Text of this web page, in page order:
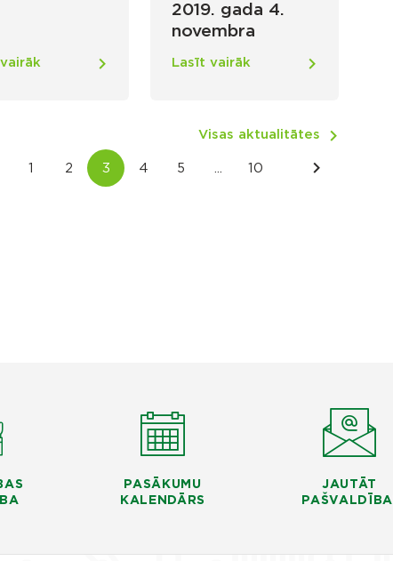
2019. gada 4.
novembra
Lasīt vairāk
Visas aktualitātes
PASĀKUMU
KALENDĀRS
JAUTĀT
PAŠVALDĪBAI